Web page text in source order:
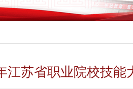
江苏省职业院校技能